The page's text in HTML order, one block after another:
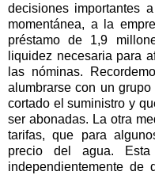
decisiones importantes
momentánea, a la
préstamo de 1,9
liquidez necesaria para
las nóminas.
alumbrarse con un
cortado el suministro y
ser abonadas. La otra
tarifas, que para
precio del agua. Esta
independientemente de